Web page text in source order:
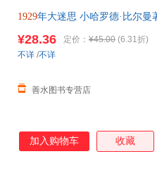
1929年大迷思 小哈罗德·比尔曼
¥28.36 定价： ¥45.00 (6.31折)
善水图书专营店
不详 /不详
加入购物车 收藏